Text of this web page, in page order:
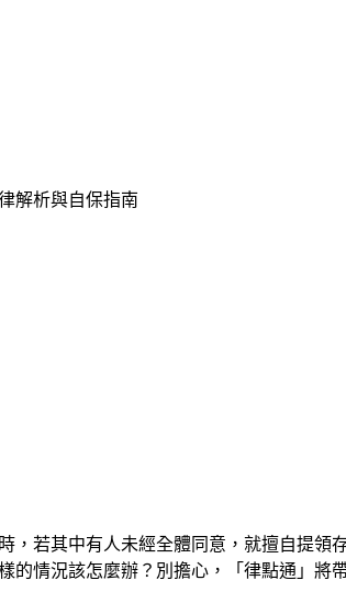
解析與自保指南
若其中有人未經全體同意，就擅自提領
情況該怎麼辦？別擔心，「律點通」將